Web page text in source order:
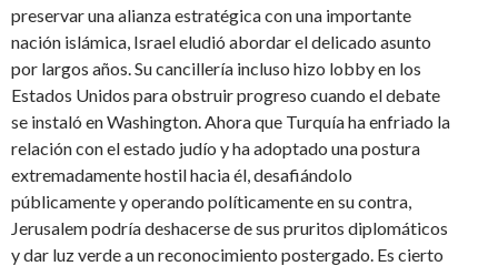
preservar una alianza estratégica con una importante
nación islámica, Israel eludió abordar el delicado asunto
por largos años. Su cancillería incluso hizo lobby en los
Estados Unidos para obstruir progreso cuando el debate
se instaló en Washington. Ahora que Turquía ha enfriado la
relación con el estado judío y ha adoptado una postura
extremadamente hostil hacia él, desafiándolo
públicamente y operando políticamente en su contra,
Jerusalem podría deshacerse de sus pruritos diplomáticos
y dar luz verde a un reconocimiento postergado. Es cierto